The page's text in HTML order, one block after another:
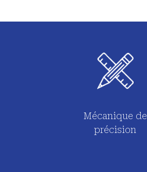
Mécanique de
précision